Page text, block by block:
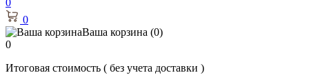
0
Ваша корзина (0)
0
Итоговая стоимость ( без учета доставки )